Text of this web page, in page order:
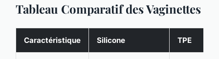
Tableau Comparatif des Vaginettes
Caractéristique Silicone TPE